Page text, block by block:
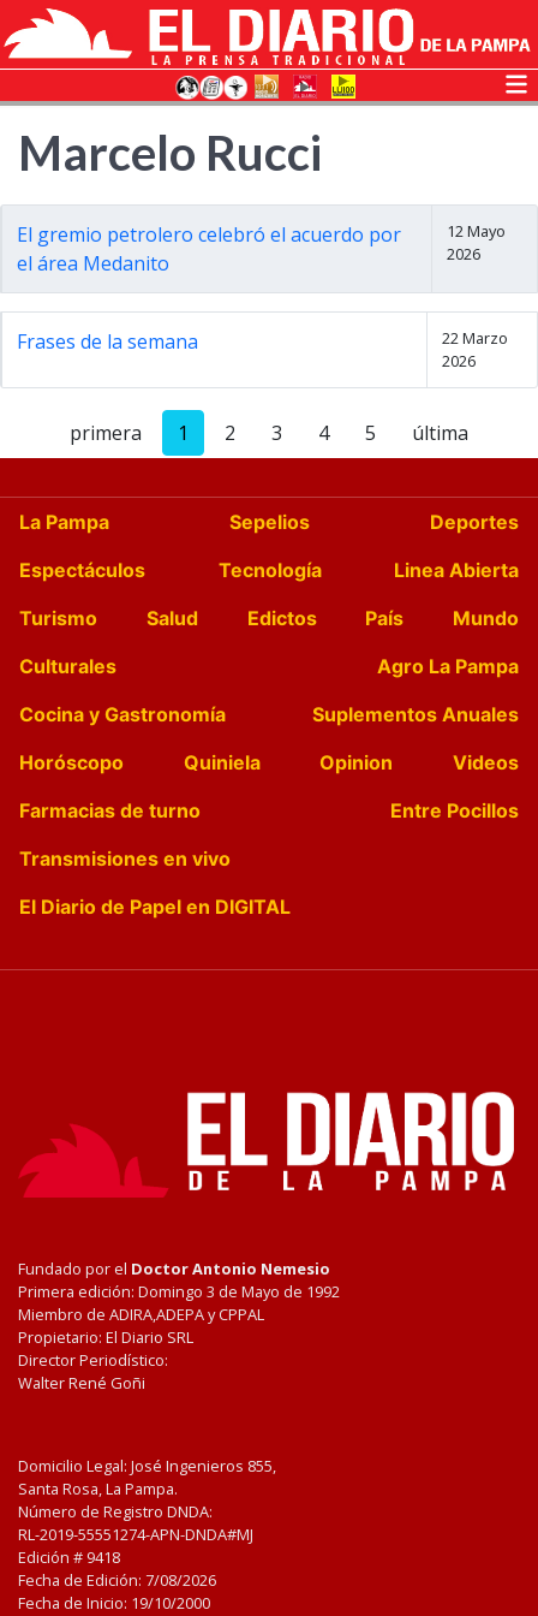
Marcelo Rucci
El gremio petrolero celebró el acuerdo por
el área Medanito
12 Mayo
2026
Frases de la semana
22 Marzo
2026
primera 1 2 3 4 5 última
La Pampa Sepelios
Deportes
Espectáculos
Tecnología
Linea Abierta
Turismo
Salud Edictos País
Mundo
Culturales
Agro La Pampa
Cocina y Gastronomía
Suplementos Anuales
Horóscopo
Quiniela Opinion
Videos
Farmacias de turno
Entre Pocillos
Transmisiones en vivo
El Diario de Papel en DIGITAL
Fundado por el Doctor Antonio Nemesio
Primera edición: Domingo 3 de Mayo de 1992
Miembro de ADIRA,ADEPA y CPPAL
Propietario: El Diario SRL
Director Periodístico:
Walter René Goñi
Domicilio Legal: José Ingenieros 855,
Santa Rosa, La Pampa.
Número de Registro DNDA:
RL-2019-55551274-APN-DNDA#MJ
Edición # 9418
Fecha de Edición: 7/08/2026
Fecha de Inicio: 19/10/2000